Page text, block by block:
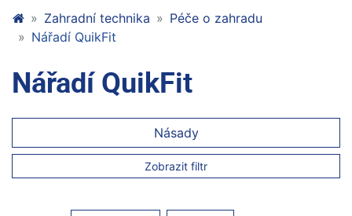
Zahradní technika
Péče o zahradu
Nářadí QuikFit
Nářadí QuikFit
Násady
Zobrazit filtr